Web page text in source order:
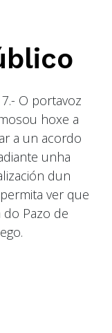
O portavoz
hoxe a
a un acordo
unha
dun
ver que
Pazo de